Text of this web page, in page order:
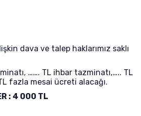
dava ve talep haklarımız saklı
……. TL ihbar tazminatı,….. TL
fazla mesai ücreti alacağı.
: 4 000 TL